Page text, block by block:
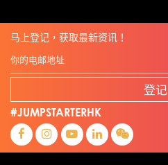
马上登记，获取最新资讯！
登记
#JUMPSTARTERHK